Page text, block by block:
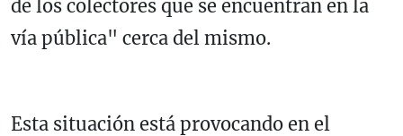
de los colectores que se encuentran en la
vía pública" cerca del mismo.
Esta situación está provocando en el